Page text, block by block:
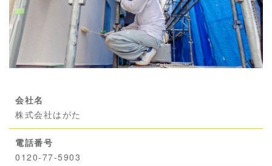
会社名
株式会社はがた
電話番号
0120-77-5903